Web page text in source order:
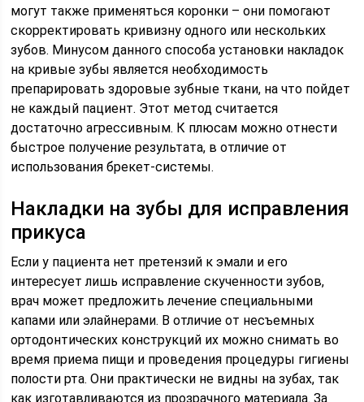
могут также применяться коронки – они помогают
скорректировать кривизну одного или нескольких
зубов. Минусом данного способа установки накладок
на кривые зубы является необходимость
препарировать здоровые зубные ткани, на что пойдет
не каждый пациент. Этот метод считается
достаточно агрессивным. К плюсам можно отнести
быстрое получение результата, в отличие от
использования брекет-системы.
Накладки на зубы для исправления
прикуса
Если у пациента нет претензий к эмали и его
интересует лишь исправление скученности зубов,
врач может предложить лечение специальными
капами или элайнерами. В отличие от несъемных
ортодонтических конструкций их можно снимать во
время приема пищи и проведения процедуры гигиены
полости рта. Они практически не видны на зубах, так
как изготавливаются из прозрачного материала. За